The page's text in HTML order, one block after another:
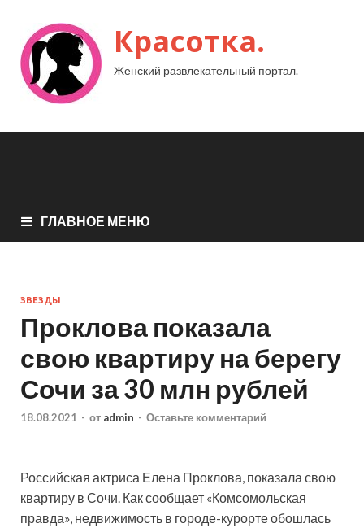
Красотка.
Женский развлекательный портал.
ГЛАВНОЕ МЕНЮ
ЗВЕЗДЫ
Проклова показала
свою квартиру на берегу
Сочи за 30 млн рублей
18.08.2021 - от admin - Оставьте комментарий
Российская актриса Елена Проклова, показала свою
квартиру в Сочи. Как сообщает «Комсомольская
правда», недвижимость в городе-курорте обошлась